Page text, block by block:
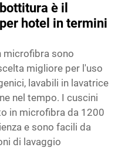
è il
hotel in termini
microfibra sono
migliore per l'uso
lavabili in lavatrice
nel tempo. I cuscini
in microfibra da 1200
e sono facili da
di lavaggio